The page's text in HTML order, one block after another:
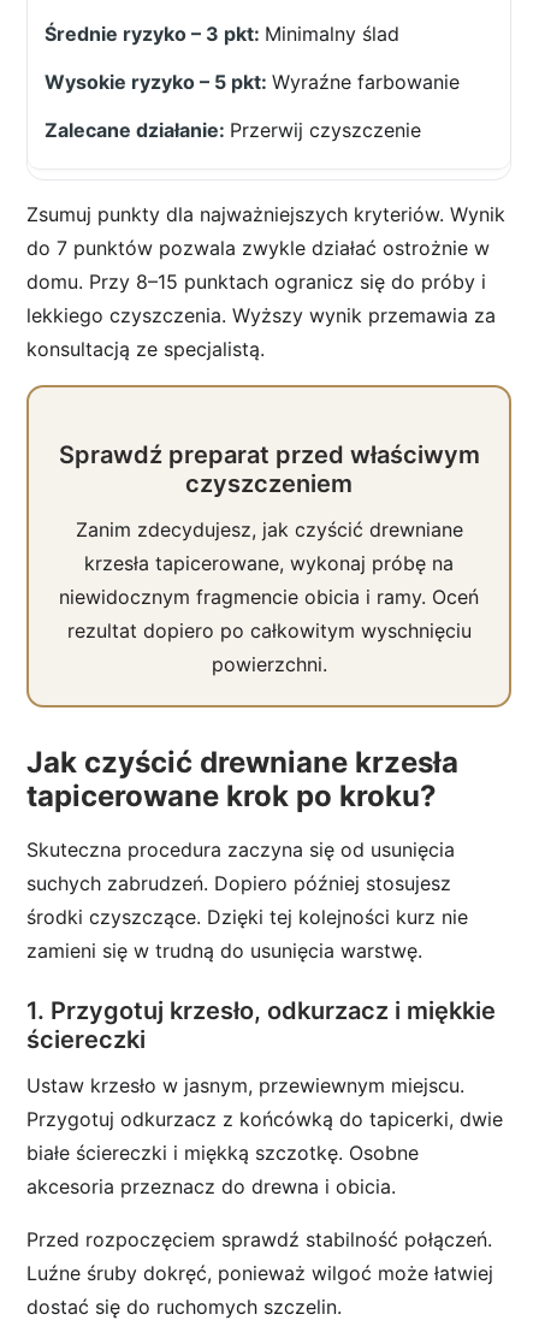
Minimalny ślad
Wyraźne farbowanie
Przerwij czyszczenie
Zsumuj punkty dla najważniejszych kryteriów. Wynik
do 7 punktów pozwala zwykle działać ostrożnie w
domu. Przy 8–15 punktach ogranicz się do próby i
lekkiego czyszczenia. Wyższy wynik przemawia za
konsultacją ze specjalistą.
Sprawdź preparat przed właściwym
czyszczeniem
Zanim zdecydujesz, jak czyścić drewniane
krzesła tapicerowane, wykonaj próbę na
niewidocznym fragmencie obicia i ramy. Oceń
rezultat dopiero po całkowitym wyschnięciu
powierzchni.
Jak czyścić drewniane krzesła
tapicerowane krok po kroku?
Skuteczna procedura zaczyna się od usunięcia
suchych zabrudzeń. Dopiero później stosujesz
środki czyszczące. Dzięki tej kolejności kurz nie
zamieni się w trudną do usunięcia warstwę.
1. Przygotuj krzesło, odkurzacz i miękkie
ściereczki
Ustaw krzesło w jasnym, przewiewnym miejscu.
Przygotuj odkurzacz z końcówką do tapicerki, dwie
białe ściereczki i miękką szczotkę. Osobne
akcesoria przeznacz do drewna i obicia.
Przed rozpoczęciem sprawdź stabilność połączeń.
Luźne śruby dokręć, ponieważ wilgoć może łatwiej
dostać się do ruchomych szczelin.